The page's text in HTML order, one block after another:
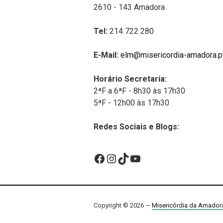
2610 - 143 Amadora
Tel:214 722 280
E-Mail: elm@misericordia-
Horário Secretaria:
2ªF a 6ªF - 8h30 às 17h30
5ªF - 12h00 às 17h30
Redes Sociais e Blogs:
Facebook
Instagram
TikTok
YouTube
Copyright © 2026 — Misericórdia da